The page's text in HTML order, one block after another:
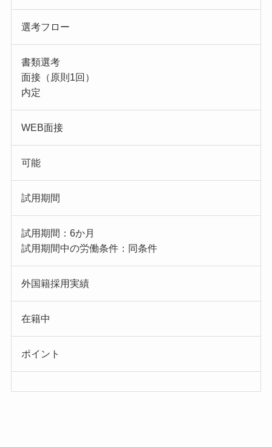
選考フロー
書類選考
面接（原則1回）
内定
WEB面接
可能
試用期間
試用期間：6か月
試用期間中の労働条件：同条件
外国籍採用実績
在籍中
ポイント